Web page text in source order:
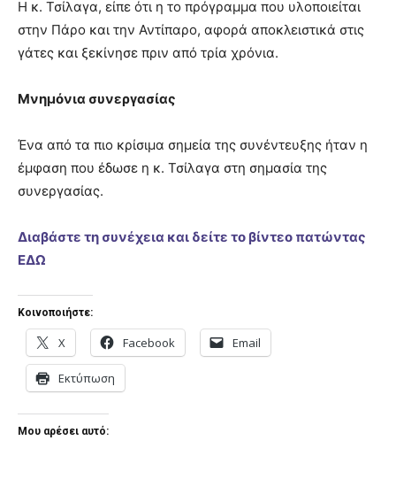
Η κ. Τσίλαγα, είπε ότι η το πρόγραμμα που υλοποιείται
στην Πάρο και την Αντίπαρο, αφορά αποκλειστικά στις
γάτες και ξεκίνησε πριν από τρία χρόνια.
Μνημόνια συνεργασίας
Ένα από τα πιο κρίσιμα σημεία της συνέντευξης ήταν η
έμφαση που έδωσε η κ. Τσίλαγα στη σημασία της
συνεργασίας.
Διαβάστε τη συνέχεια και δείτε το βίντεο πατώντας
ΕΔΩ
Κοινοποιήστε:
X Facebook Email
Εκτύπωση
Μου αρέσει αυτό: